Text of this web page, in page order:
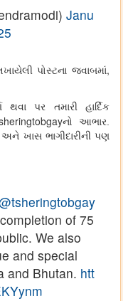
Janu
પોસ્ટના જવાબમાં,
પર તમારી હાર્દિક
નો આભાર.
ખાસ ભાગીદારીની પણ
of 75
We also
and special
and Bhutan. htt